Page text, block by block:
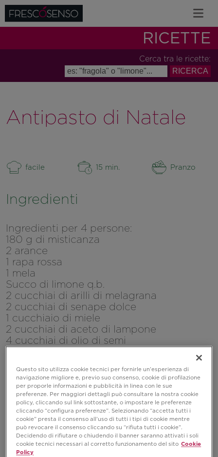
RICETTE
Cerca tra le ricette:
Antipasto di Natale
facile 15 min. Pranzo
Ingredienti
Ingredienti per 4 persone:
180 g di misticanza
2 arance
1 rapa rossa
1 mela
Succo di limone q.b.
2 cucchiai di arilli di melagrana
2 cucchiai di senape dolce
1 cucchiaio di miele
2 cucchiai di aceto di lampone
4 cucchiai di olio di semi
Sale e pepe q.b.
Questo sito utilizza cookie tecnici per fornirle un’esperienza di
navigazione migliore e, previo suo consenso, cookie di profilazione
per proporle informazioni e pubblicità in linea con le sue
preferenze. Per maggiori dettagli può consultare la nostra cookie
policy, cliccando sul link sottostante, o impostare le preferenze
cliccando “configura preferenze”. Selezionando “accetta tutti i
cookie” presta il consenso all’uso di tutti i tipi di cookie mentre
può revocare il consenso cliccando su “rifiuta tutti i cookie”.
Decidendo di rifiutare o chiudendo il banner saranno attivati i soli
cookie tecnici necessari al corretto funzionamento del sito Cookie
Policy